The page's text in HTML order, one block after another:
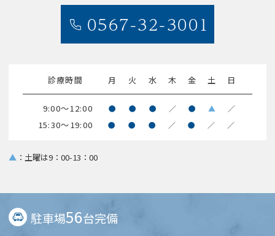
0567-32-3001
診療時間 月 火 水 木 金 土 日
9:00～12:00 ● ● ● ／ ● ▲ ／
15:30～19:00 ● ● ● ／ ● ／ ／
▲ ：土曜は9：00-13：00
駐車場56台完備